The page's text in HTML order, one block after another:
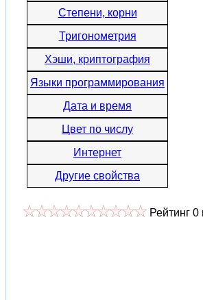
Степени, корни
Тригонометрия
Хэши, криптография
Языки программирования
Дата и время
Цвет по числу
Интернет
Другие свойства
Рейтинг 0